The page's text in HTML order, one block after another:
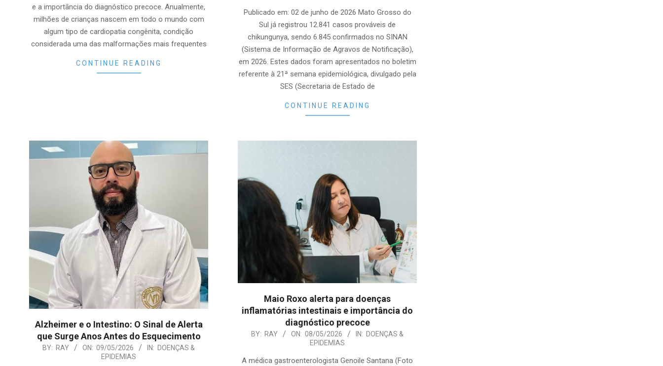
e a importância do diagnóstico precoce. Anualmente,
milhões de crianças nascem em todo o mundo com
algum tipo de cardiopatia congênita, condição
considerada uma das malformações mais frequentes
CONTINUE READING
02Publicado em: 02 de junho de 2026 Mato Grosso do
Sul já registrou 12.841 casos prováveis de
chikungunya, sendo 6.845 confirmados no SINAN
(Sistema de Informação de Agravos de Notificação),
em 2026. Estes dados foram apresentados no boletim
referente à 21ª semana epidemiológica, divulgado pela
SES (Secretaria de Estado de
CONTINUE READING
Alzheimer e o Intestino: O Sinal de Alerta
que Surge Anos Antes do Esquecimento
2026-BY: RAY ON: 09/05/2026 IN: DOENÇAS &
EPIDEMIAS
Maio Roxo alerta para doenças
inflamatórias intestinais e importância do
diagnóstico precoce
2026-
08
BY: RAY ON: 08/05/2026 IN: DOENÇAS &
EPIDEMIAS
A médica gastroenterologista Genoile Santana (Foto